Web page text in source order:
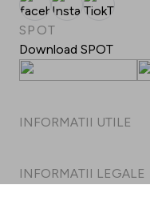
Evenimente
facebookInstagramTiokTok
SPOT
Download SPOT
INFORMATII UTILE
Contact Business
INFORMATII LEGALE